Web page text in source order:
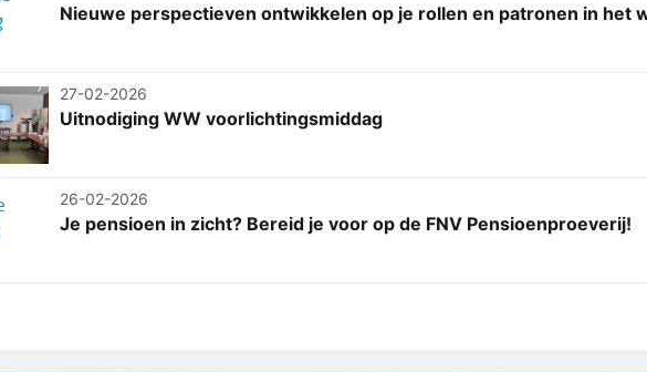
Nieuwe perspectieven ontwikkelen op je rollen en patronen in het
27-02-2026
Uitnodiging WW voorlichtingsmiddag
26-02-2026
Je pensioen in zicht? Bereid je voor op de FNV Pensioenproeverij!